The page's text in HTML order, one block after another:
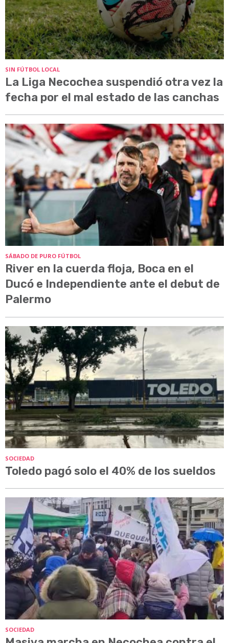
SIN FÚTBOL LOCAL
La Liga Necochea suspendió otra vez la
fecha por el mal estado de las canchas
SÁBADO DE PURO FÚTBOL
River en la cuerda floja, Boca en el
Ducó e Independiente ante el debut de
Palermo
SOCIEDAD
Toledo pagó solo el 40% de los sueldos
SOCIEDAD